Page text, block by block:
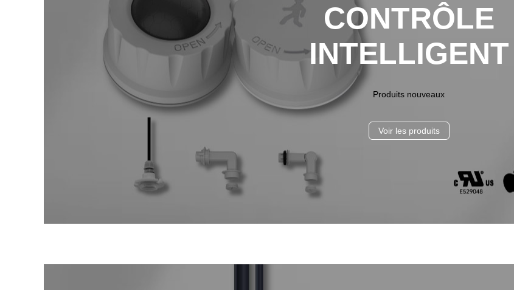
CONTRÔLE
INTELLIGENT
Produits nouveaux
Voir les produits